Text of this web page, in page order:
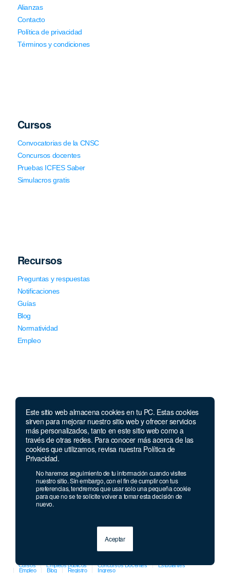
Este sitio web almacena cookies en tu PC. Estas cookies
sirven para mejorar nuestro sitio web y ofrecer servicios
más personalizados, tanto en este sitio web como a
través de otras redes. Para conocer más acerca de las
cookies que utilizamos, revisa nuestra Política de
Privacidad.
No haremos seguimiento de tu información cuando visites
nuestro sitio. Sin embargo, con el fin de cumplir con tus
preferencias, tendremos que usar solo una pequeña cookie
para que no se te solicite volver a tomar esta decisión de
nuevo.
Aceptar
Alianzas
Contacto
Política de privacidad
Términos y condiciones
Cursos
Convocatorias de la CNSC
Concursos docentes
Pruebas ICFES Saber
Simulacros gratis
Recursos
Preguntas y respuestas
Notificaciones
Guías
Blog
Normatividad
Empleo
Llámanos
Lunes a jueves de 7 a.m.
a 5:00 p.m. Viernes de
7 a.m. a 4 p.m. Sábados de 8 a.m. a 2 p.m.
Celular y Whatsapp:333 033 40 39
Bogotá:381 92 69
Cursos
Empleos públicos Concursos Docentes
Estudiantes
Empleo
Blog Registro Ingreso